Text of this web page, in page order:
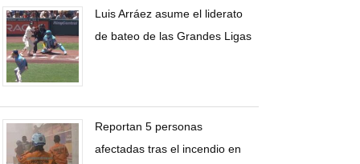
Luis Arráez asume el liderato
de bateo de las Grandes Ligas
Reportan 5 personas
afectadas tras el incendio en